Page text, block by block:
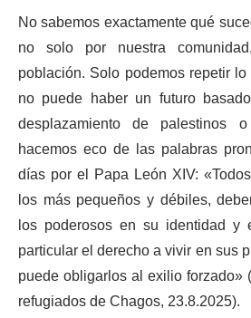
No sabemos exactamente qué
no solo por nuestra
población. Solo podemos repetir
no puede haber un futuro
desplazamiento de palestinos
hacemos eco de las palabras
días por el Papa León XIV:
los más pequeños y débiles,
los poderosos en su identidad y
particular el derecho a vivir en sus
puede obligarlos alexilio forzado»
refugiados de Chagos, 23.8.2025).